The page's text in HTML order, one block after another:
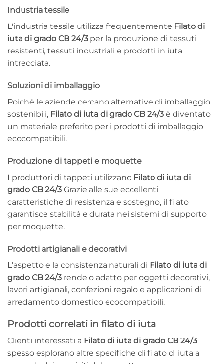
Industria tessile
L'industria tessile utilizza frequentemente Filato di
iuta di grado CB 24/3 per la produzione di tessuti
resistenti, tessuti industriali e prodotti in iuta
intrecciata.
Soluzioni di imballaggio
Poiché le aziende cercano alternative di imballaggio
sostenibili, Filato di iuta di grado CB 24/3 è diventato
un materiale preferito per i prodotti di imballaggio
ecocompatibili.
Produzione di tappeti e moquette
I produttori di tappeti utilizzano Filato di iuta di
grado CB 24/3 Grazie alle sue eccellenti
caratteristiche di resistenza e sostegno, il filato
garantisce stabilità e durata nei sistemi di supporto
per moquette.
Prodotti artigianali e decorativi
L'aspetto e la consistenza naturali di Filato di iuta di
grado CB 24/3 rendelo adatto per oggetti decorativi,
lavori artigianali, confezioni regalo e applicazioni di
arredamento domestico ecocompatibili.
Prodotti correlati in filato di iuta
Clienti interessati a Filato di iuta di grado CB 24/3
spesso esplorano altre specifiche di filato di iuta a